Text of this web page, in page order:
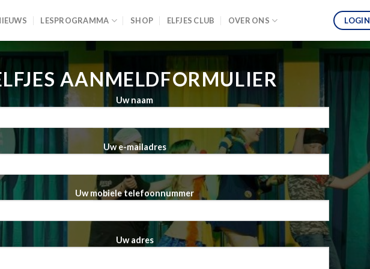
LESPROGRAMMA SHOP ELFJES CLUB OVER ONS LOGIN
AANMELDFORMULIER
Uw naam
Uw e-mailadres
Uw mobiele telefoonnummer
Uw adres